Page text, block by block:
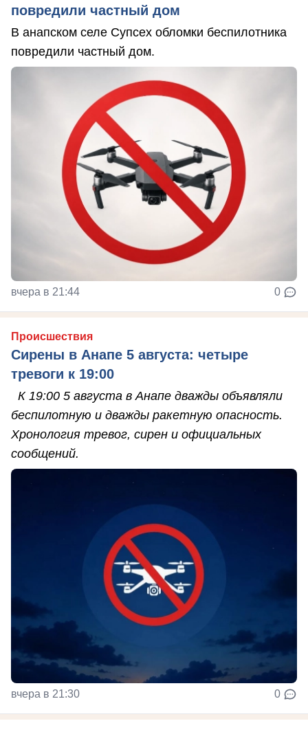
повредили частный дом
В анапском селе Супсех обломки беспилотника
повредили частный дом.
вчера в 21:44 0
Происшествия
Сирены в Анапе 5 августа: четыре
тревоги к 19:00
К 19:00 5 августа в Анапе дважды объявляли
беспилотную и дважды ракетную опасность.
Хронология тревог, сирен и официальных
сообщений.
вчера в 21:30 0